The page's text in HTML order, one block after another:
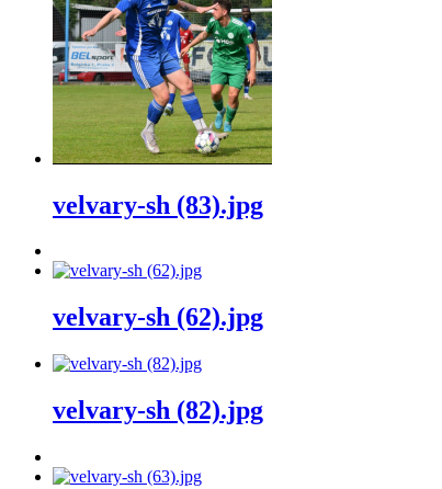
velvary-sh (83).jpg
velvary-sh (62).jpg
velvary-sh (82).jpg